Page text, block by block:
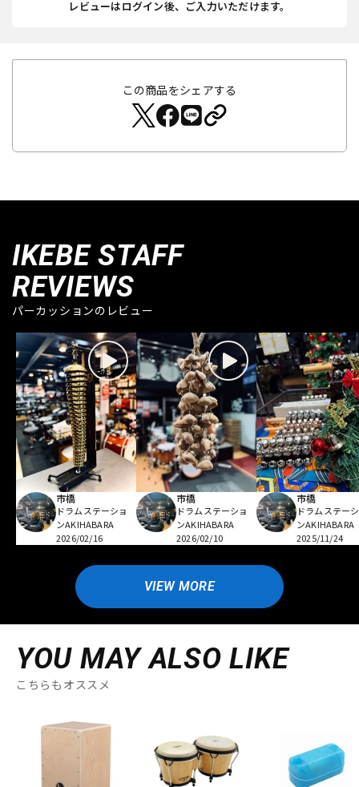
レビューはログイン後、ご入力いただけます。
この商品をシェアする
IKEBE STAFF
REVIEWS
パーカッションのレビュー
市橋
ドラムステーショ
ンAKIHABARA
2026/02/16
市橋
ドラムステーショ
ンAKIHABARA
2026/02/10
市橋
ドラムステー
ンAKIHABARA
2025/11/24
VIEW MORE
YOU MAY ALSO LIKE
こちらもオススメ